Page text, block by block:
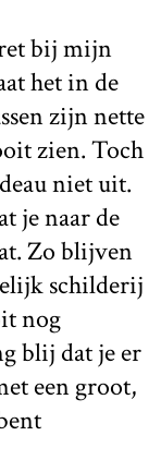
bij mijn
het in de
zijn nette
zien. Toch
niet uit.
je naar de
Zo blijven
schilderij
nog
blij dat je er
een groot,